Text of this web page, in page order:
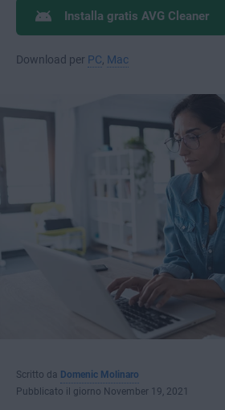
Installa gratis AVG Cleaner
Download per PC Mac
Scritto da Domenic Molinaro
Pubblicato il giorno November 19, 2021